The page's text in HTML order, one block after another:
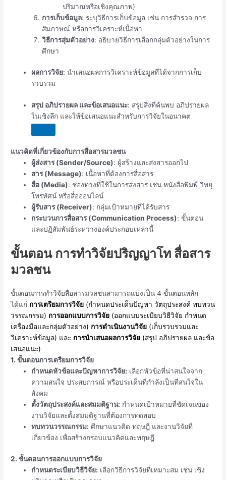
ปริมาณหรือเชิงคุณภาพ)
การเก็บข้อมูล: ระบุวิธีการเก็บข้อมูล เช่น การสำรวจ การ
สัมภาษณ์ หรือการวิเคราะห์เนื้อหา
วิธีการสุ่มตัวอย่าง: อธิบายวิธีการเลือกกลุ่มตัวอย่างในการ
ศึกษา
ผลการวิจัย: นำเสนอผลการวิเคราะห์ข้อมูลที่ได้จากการเก็บ
รวบรวม
สรุป อภิปรายผล และข้อเสนอแนะ: สรุปสิ่งที่ค้นพบ อภิปรายผล
ในเชิงลึก และให้ข้อเสนอแนะสำหรับการวิจัยในอนาคต
แนวคิดที่เกี่ยวข้องกับการสื่อสารมวลชน
ผู้ส่งสาร (Sender/Source): ผู้สร้างและส่งสารออกไป
สาร (Message): เนื้อหาที่ต้องการสื่อสาร
สื่อ (Media): ช่องทางที่ใช้ในการส่งสาร เช่น หนังสือพิมพ์ วิทยุ
โทรทัศน์ หรือสื่อออนไลน์
ผู้รับสาร (Receiver): กลุ่มเป้าหมายที่ได้รับสาร
กระบวนการสื่อสาร (Communication Process): ขั้นตอน
และปฏิสัมพันธ์ระหว่างองค์ประกอบเหล่านี้
ขั้นตอน การทำวิจัยปริญญาโท สื่อสาร
มวลชน
ขั้นตอนการทำวิจัยสื่อสารมวลชนสามารถแบ่งเป็น 4 ขั้นตอนหลัก
ได้แก่การเตรียมการวิจัย (กำหนดประเด็นปัญหา วัตถุประสงค์ ทบทวน
วรรณกรรม)การออกแบบการวิจัย (ออกแบบระเบียบวิธีวิจัย กำหนด
เครื่องมือและกลุ่มตัวอย่าง)การดำเนินงานวิจัย (เก็บรวบรวมและ
วิเคราะห์ข้อมูล) และการนำเสนอผลการวิจัย (สรุป อภิปรายผล และข้อ
เสนอแนะ)
1. ขั้นตอนการเตรียมการวิจัย
กำหนดหัวข้อและปัญหาการวิจัย: เลือกหัวข้อที่น่าสนใจจาก
ความสนใจ ประสบการณ์ หรือประเด็นที่กำลังเป็นที่สนใจใน
สังคม
ตั้งวัตถุประสงค์และสมมติฐาน: กำหนดเป้าหมายที่ชัดเจนของ
งานวิจัยและตั้งสมมติฐานที่ต้องการทดสอบ
ทบทวนวรรณกรรม: ศึกษาแนวคิด ทฤษฎี และงานวิจัยที่
เกี่ยวข้อง เพื่อสร้างกรอบแนวคิดและทฤษฎี
2. ขั้นตอนการออกแบบการวิจัย
กำหนดระเบียบวิธีวิจัย: เลือกวิธีการวิจัยที่เหมาะสม เช่น เชิง